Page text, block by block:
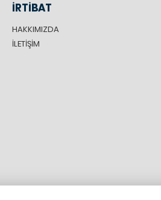
İRTİBAT
HAKKIMIZDA
İLETIŞIM